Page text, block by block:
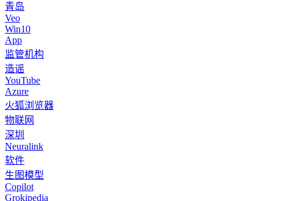
青岛
Veo
Win10
App
监管机构
造谣
YouTube
Azure
火狐浏览器
物联网
深圳
Neuralink
软件
生图模型
Copilot
Grokipedia